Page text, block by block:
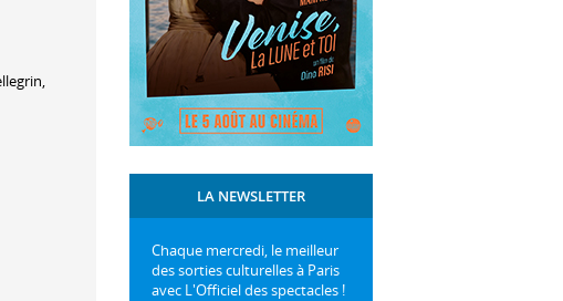
,
LA NEWSLETTER
Chaque mercredi, le meilleur
des sorties culturelles à Paris
avec L'Officiel des spectacles !